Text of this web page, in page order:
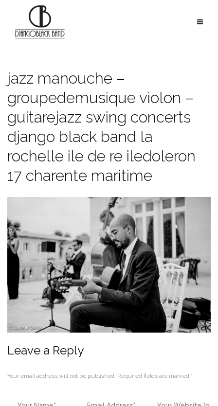
content
jazz manouche –
groupedemusique violon –
guitarejazz swing concerts
django black band la
rochelle ile de re iledoleron
17 charente maritime
Leave a Reply
Your email address will not be published. Required fields are marked *